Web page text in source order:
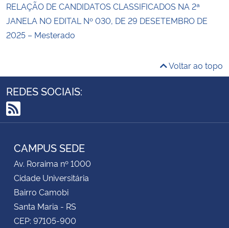
RELAÇÃO DE CANDIDATOS CLASSIFICADOS NA 2ª
JANELA NO EDITAL Nº 030, DE 29 DESETEMBRO DE
2025 – Mesterado
Voltar ao topo
REDES SOCIAIS:
RSS
CAMPUS SEDE
Av. Roraima nº 1000
Cidade Universitária
Bairro Camobi
Santa Maria - RS
CEP: 97105-900